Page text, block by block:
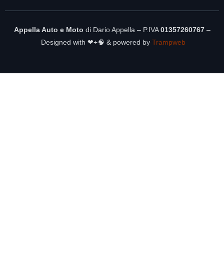
Appella Auto e Moto di Dario Appella – P.IVA01357260767 –
Designed with ❤+🧠 & powered by Trampweb